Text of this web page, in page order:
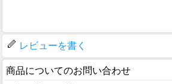
レビューを書く
商品についてのお問い合わせ